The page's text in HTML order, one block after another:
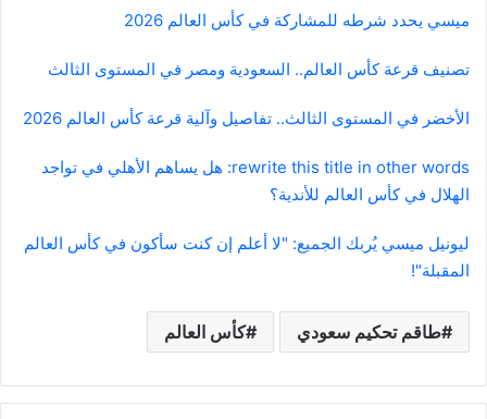
ميسي يحدد شرطه للمشاركة في كأس العالم 2026
تصنيف قرعة كأس العالم.. السعودية ومصر في المستوى الثالث
الأخضر في المستوى الثالث.. تفاصيل وآلية قرعة كأس العالم 2026
rewrite this title in other words: هل يساهم الأهلي في تواجد
الهلال في كأس العالم للأندية؟
ليونيل ميسي يُربك الجميع: "لا أعلم إن كنت سأكون في كأس العالم
المقبلة"!
طاقم تحكيم سعودي كأس العالم